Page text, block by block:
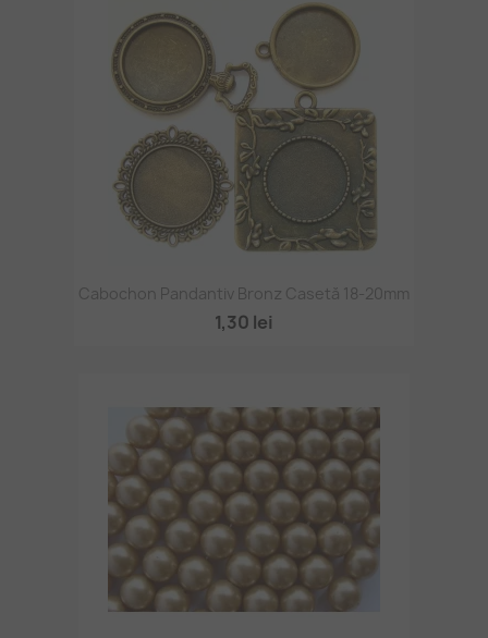
Cabochon Pandantiv Bronz Casetă 18-20mm
1,30 lei